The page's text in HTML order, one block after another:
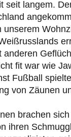
seit langem.
unserem
anderen
fit war wie
Fußball
von Zäunen
brachen
ihren